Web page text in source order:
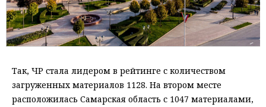
Так, ЧР стала лидером в рейтинге с количеством
загруженных материалов 1128. На втором месте
расположилась Самарская область с 1047 материалами,